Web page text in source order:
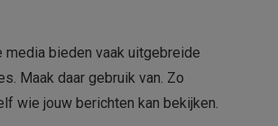
media bieden vaak uitgebreide
Maak daar gebruik van. Zo
wie jouw berichten kan bekijken.